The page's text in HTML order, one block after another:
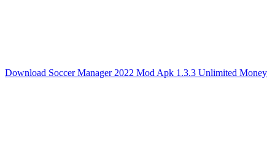
Download Soccer Manager 2022 Mod Apk 1.3.3 Unlimited Money